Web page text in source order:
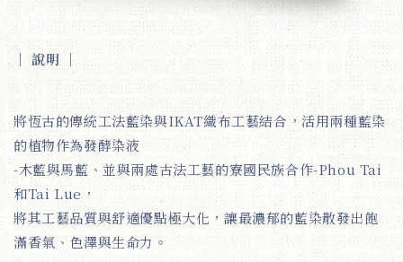
｜ 說明｜
將恆古的傳統工法藍染與IKAT織布工藝結合，活用兩種藍染
的植物作為發酵染液
-木藍與馬藍、並與兩處古法工藝的寮國民族合作-Phou Tai
和Tai Lue，
將其工藝品質與舒適優點極大化，讓最濃郁的藍染散發出飽
滿香氣、色澤與生命力。